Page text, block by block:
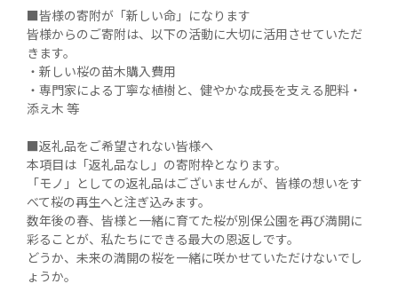
■皆様の寄附が「新しい命」になります
皆様からのご寄附は、以下の活動に大切に活用させていただ
きます。
・新しい桜の苗木購入費用
・専門家による丁寧な植樹と、健やかな成長を支える肥料・
添え木 等
■返礼品をご希望されない皆様へ
本項目は「返礼品なし」の寄附枠となります。
「モノ」としての返礼品はございませんが、皆様の想いをす
べて桜の再生へと注ぎ込みます。
数年後の春、皆様と一緒に育てた桜が別保公園を再び満開に
彩ることが、私たちにできる最大の恩返しです。
どうか、未来の満開の桜を一緒に咲かせていただけないでし
ょうか。